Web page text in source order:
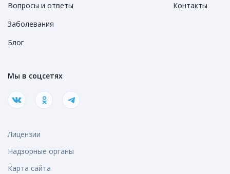
Вопросы и ответы
Заболевания
Блог
Контакты
Мы в соцсетях
Лицензии
Надзорные органы
Карта сайта